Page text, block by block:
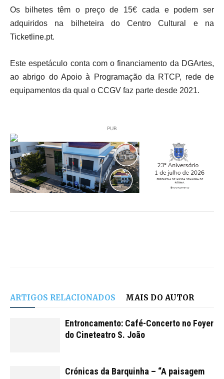
Os bilhetes têm o preço de 15€ cada e podem ser
adquiridos na bilheteira do Centro Cultural e na
Ticketline.pt.
Este espetáculo conta com o financiamento da DGArtes,
ao abrigo do Apoio à Programação da RTCP, rede de
equipamentos da qual o CCGV faz parte desde 2021.
PUB
ARTIGOS RELACIONADOS MAIS DO AUTOR
Entroncamento: Café-Concerto no Foyer
do Cineteatro S. João
Crónicas da Barquinha – “A paisagem